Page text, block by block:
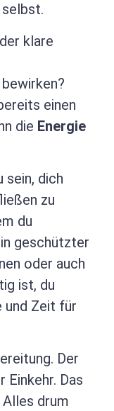
klare
einen
die Energie
sein, dich
zu
du
geschützter
oder auch
ist, du
und Zeit für
Der
Einkehr. Das
drum